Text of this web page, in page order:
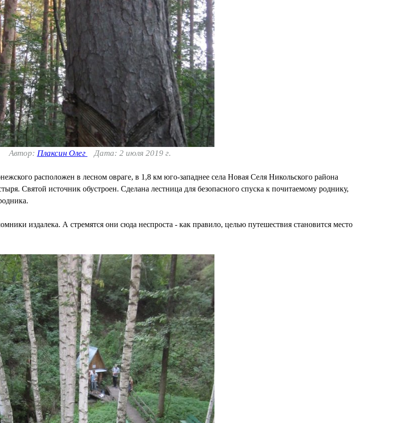
Автор: Плаксин Олег Дата: 2 июля 2019 г.
расположен в лесном овраге, в 1,8 км юго-западнее села Новая Селя Никольского района
Святой источник обустроен. Сделана лестница для безопасного спуска к почитаемому роднику,
издалека. А стремятся они сюда неспроста - как правило, целью путешествия становится место